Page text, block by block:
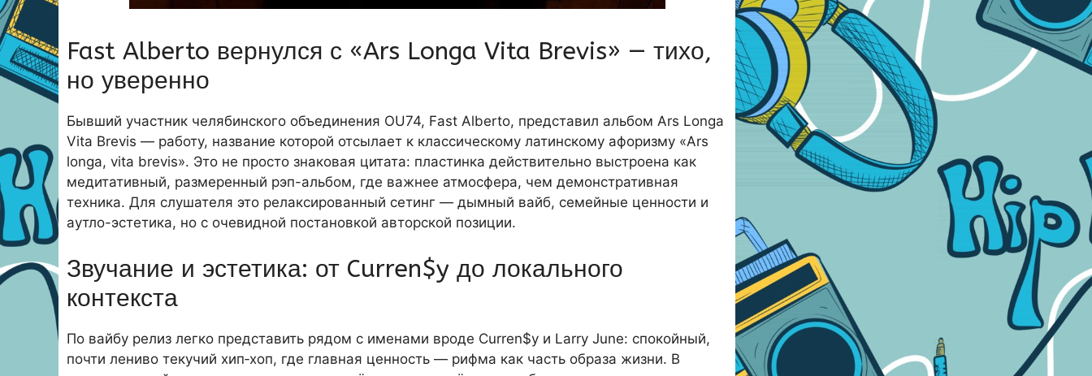
Fast Alberto вернулся с «Ars Longa Vita Brevis» — тихо,
но уверенно
Бывший участник челябинского объединения OU74, Fast Alberto, представил альбом Ars Longa
Vita Brevis — работу, название которой отсылает к классическому латинскому афоризму «Ars
longa, vita brevis». Это не просто знаковая цитата: пластинка действительно выстроена как
медитативный, размеренный рэп-альбом, где важнее атмосфера, чем демонстративная
техника. Для слушателя это релаксированный сетинг — дымный вайб, семейные ценности и
аутло-эстетика, но с очевидной постановкой авторской позиции.
Звучание и эстетика: от Curren$y до локального
контекста
По вайбу релиз легко представить рядом с именами вроде Curren$y и Larry June: спокойный,
почти лениво текучий хип‑хоп, где главная ценность — рифма как часть образа жизни. В